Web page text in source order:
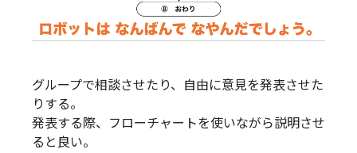
グループで相談させたり、自由に意見を発表させた
りする。
発表する際、フローチャートを使いながら説明させ
ると良い。